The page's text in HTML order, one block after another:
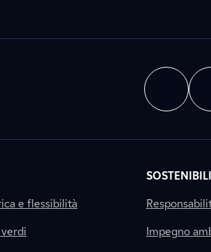
e flessibilità
Impegno